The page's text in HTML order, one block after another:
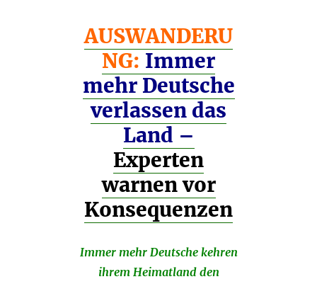
AUSWANDERU
NG: Immer
mehr Deutsche
verlassen das
Land –
Experten
warnen vor
Konsequenzen
Immer mehr Deutsche kehren
ihrem Heimatland den